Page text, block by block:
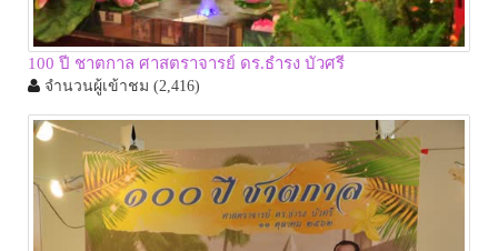
100 ปี ชาตกาล ศาสตราจารย์ ดร.ธำรง บัวศรี
จำนวนผู้เข้าชม (2,416)